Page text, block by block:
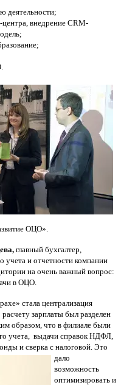
деятельности;
внедрение CRM-
ОЦО».
главный бухгалтер,
учета и отчетности компании
на очень важный вопрос:
в ОЦО.
стала централизация
зарплаты был разделен
образом, что в филиале были
учета, выдачи справок НДФЛ,
и сверка с налоговой. Это
дало
возможность
оптимизировать и